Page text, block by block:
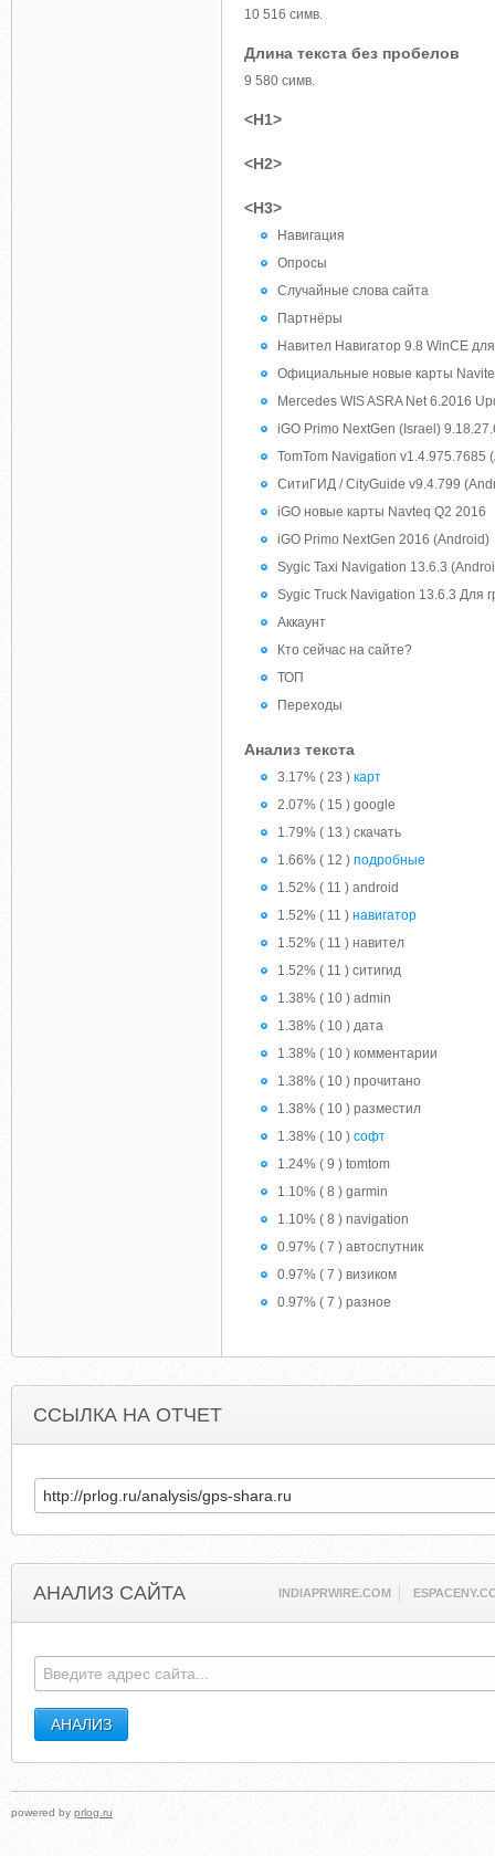
10 516 симв.
Длина текста без пробелов
9 580 симв.
<H1>
<H2>
<H3>
Навигация
Опросы
Случайные слова сайта
Партнёры
Навител Навигатор 9.8 WinCE
Официальные новые карты
Mercedes WIS ASRA Net 6.2016
iGO Primo NextGen (Israel)
TomTom Navigation v1.4.975.7685
СитиГИД / CityGuide v9.4.799
iGO новые карты Navteq Q2 2016
iGO Primo NextGen 2016 (Android)
Sygic Taxi Navigation 13.6.3
Sygic Truck Navigation 13.6.3 Для
Аккаунт
Кто сейчас на сайте?
ТОП
Переходы
Анализ текста
3.17% ( 23 ) карт
2.07% ( 15 ) google
1.79% ( 13 ) скачать
1.66% ( 12 ) подробные
1.52% ( 11 ) android
1.52% ( 11 ) навигатор
1.52% ( 11 ) навител
1.52% ( 11 ) ситигид
1.38% ( 10 ) admin
1.38% ( 10 ) дата
1.38% ( 10 ) комментарии
1.38% ( 10 ) прочитано
1.38% ( 10 ) разместил
1.38% ( 10 ) софт
1.24% ( 9 ) tomtom
1.10% ( 8 ) garmin
1.10% ( 8 ) navigation
0.97% ( 7 ) автоспутник
0.97% ( 7 ) визиком
0.97% ( 7 ) разное
ССЫЛКА НА ОТЧЕТ
АНАЛИЗ САЙТА INDIAPRWIRE.COM
powered by prlog.ru